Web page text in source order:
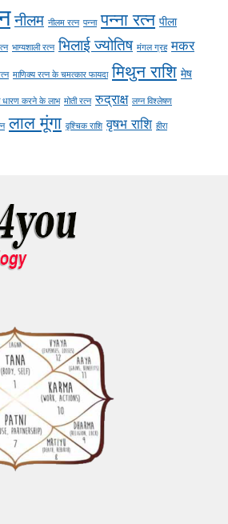
नीलम नीलम रत्न पन्ना पन्ना रत्न पीला
भाग्यशाली रत्न भिलाई ज्योतिष मंगल ग्रह मकर
माणिक्य रत्न के चमत्कार फायदा मिथुन राशि मेष
धारण करने के लाभ मोती रत्न रुद्राक्ष लग्न विश्लेषण
लाल मूंगा वृश्चिक राशि वृषभ राशि हीरा